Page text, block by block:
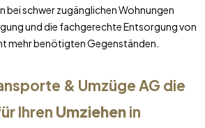
bei schwer zugänglichen Wohnungen
und die fachgerechte Entsorgung von
mehr benötigten Gegenständen.
& Umzüge AG die
Ihren Umziehenin